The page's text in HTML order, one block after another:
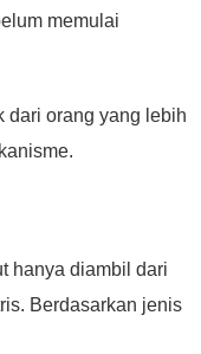
memulai
dari orang yang lebih
hanya diambil dari
Berdasarkan jenis